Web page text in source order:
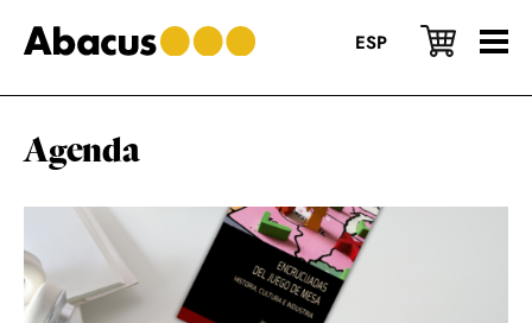
to
main
to
primary
to
footer
ESP
Agenda